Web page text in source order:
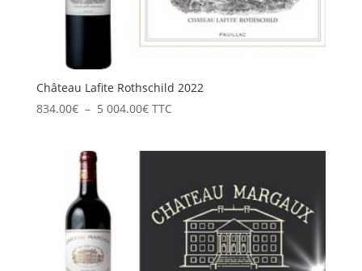
Château Lafite Rothschild 2022
834.00€ – 5 004.00€Plage
004.00€
TTC